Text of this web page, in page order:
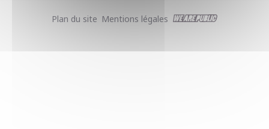
Plan du site Mentions légales